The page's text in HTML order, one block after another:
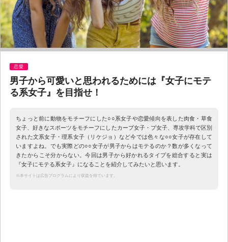
恋愛
男子から可愛いと思われるためには『女子にモテ
る系女子』を目指せ！
ちょっと前に動物をモチーフにした○○系女子や恋愛傾向を表した肉食・草食
女子、好きなスポーツをモチーフにしたカープ女子・プ女子、専攻学科で区別
された文系女子・理系女子（リケジョ）など今では色々な○○女子が存在して
いますよね。でも実際どの○○女子が男子からはモテるのか？数が多くなって
きたからこそ分からない。今回は男子から好かれるタイプを総合すると実は
『女子にモテる系女子』になることを紹介してみたいと思います。
※本サイトは広告プログラムにより収益を得ています。